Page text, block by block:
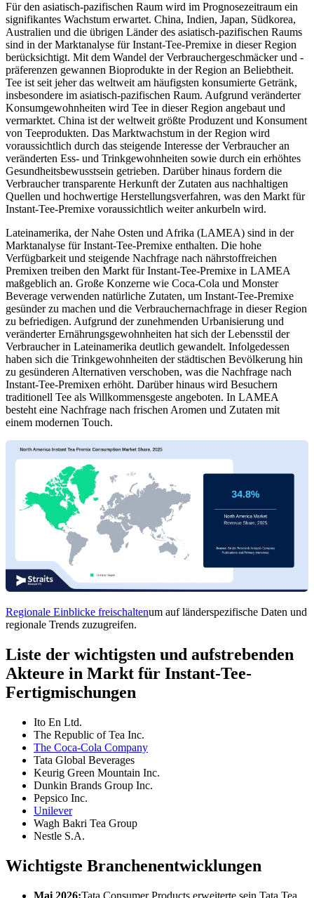
Für den asiatisch-pazifischen Raum wird im Prognosezeitraum ein
signifikantes Wachstum erwartet. China, Indien, Japan, Südkorea,
Australien und die übrigen Länder des asiatisch-pazifischen Raums
sind in der Marktanalyse für Instant-Tee-Premixe in dieser Region
berücksichtigt. Mit dem Wandel der Verbrauchergeschmäcker und -
präferenzen gewannen Bioprodukte in der Region an Beliebtheit.
Tee ist seit jeher das weltweit am häufigsten konsumierte Getränk,
insbesondere im asiatisch-pazifischen Raum. Aufgrund veränderter
Konsumgewohnheiten wird Tee in dieser Region angebaut und
vermarktet. China ist der weltweit größte Produzent und Konsument
von Teeprodukten. Das Marktwachstum in der Region wird
voraussichtlich durch das steigende Interesse der Verbraucher an
veränderten Ess- und Trinkgewohnheiten sowie durch ein erhöhtes
Gesundheitsbewusstsein getrieben. Darüber hinaus fordern die
Verbraucher transparente Herkunft der Zutaten aus nachhaltigen
Quellen und hochwertige Herstellungsverfahren, was den Markt für
Instant-Tee-Premixe voraussichtlich weiter ankurbeln wird.
Lateinamerika, der Nahe Osten und Afrika (LAMEA) sind in der
Marktanalyse für Instant-Tee-Premixe enthalten. Die hohe
Verfügbarkeit und steigende Nachfrage nach nährstoffreichen
Premixen treiben den Markt für Instant-Tee-Premixe in LAMEA
maßgeblich an. Große Konzerne wie Coca-Cola und Monster
Beverage verwenden natürliche Zutaten, um Instant-Tee-Premixe
gesünder zu machen und die Verbrauchernachfrage in dieser Region
zu befriedigen. Aufgrund der zunehmenden Urbanisierung und
veränderter Ernährungsgewohnheiten hat sich der Lebensstil der
Verbraucher in Lateinamerika deutlich gewandelt. Infolgedessen
haben sich die Trinkgewohnheiten der städtischen Bevölkerung hin
zu gesünderen Alternativen verschoben, was die Nachfrage nach
Instant-Tee-Premixen erhöht. Darüber hinaus wird Besuchern
traditionell Tee als Willkommensgeste angeboten. In LAMEA
besteht eine Nachfrage nach frischen Aromen und Zutaten mit
einem modernen Touch.
Regionale Einblicke freischaltenum auf länderspezifische Daten und
regionale Trends zuzugreifen.
Liste der wichtigsten und aufstrebenden
Akteure in Markt für Instant-Tee-
Fertigmischungen
Ito En Ltd.
The Republic of Tea Inc.
The Coca-Cola Company
Tata Global Beverages
Keurig Green Mountain Inc.
Dunkin Brands Group Inc.
Pepsico Inc.
Unilever
Wagh Bakri Tea Group
Nestle S.A.
Wichtigste Branchenentwicklungen
Mai 2026:Tata Consumer Products erweiterte sein Tata Tea